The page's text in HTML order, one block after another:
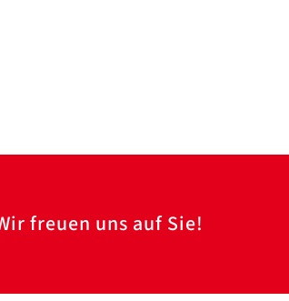
freuen uns auf Sie!